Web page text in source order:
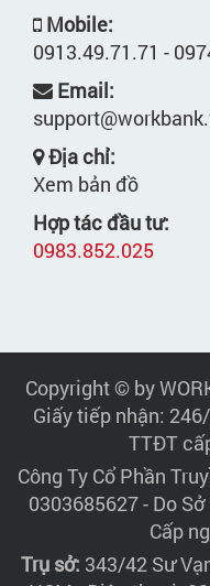
Mobile:
0913.49.71.71 -
Email:
Địa chỉ:
Xem bản đồ
Hợp tác đầu tư:
0983.852.025
Copyright © by
Giấy tiếp nhận:
TTĐT
Công Ty Cổ Phần
0303685627 - Do
Cấp
Trụ sở: 343/42 Sư